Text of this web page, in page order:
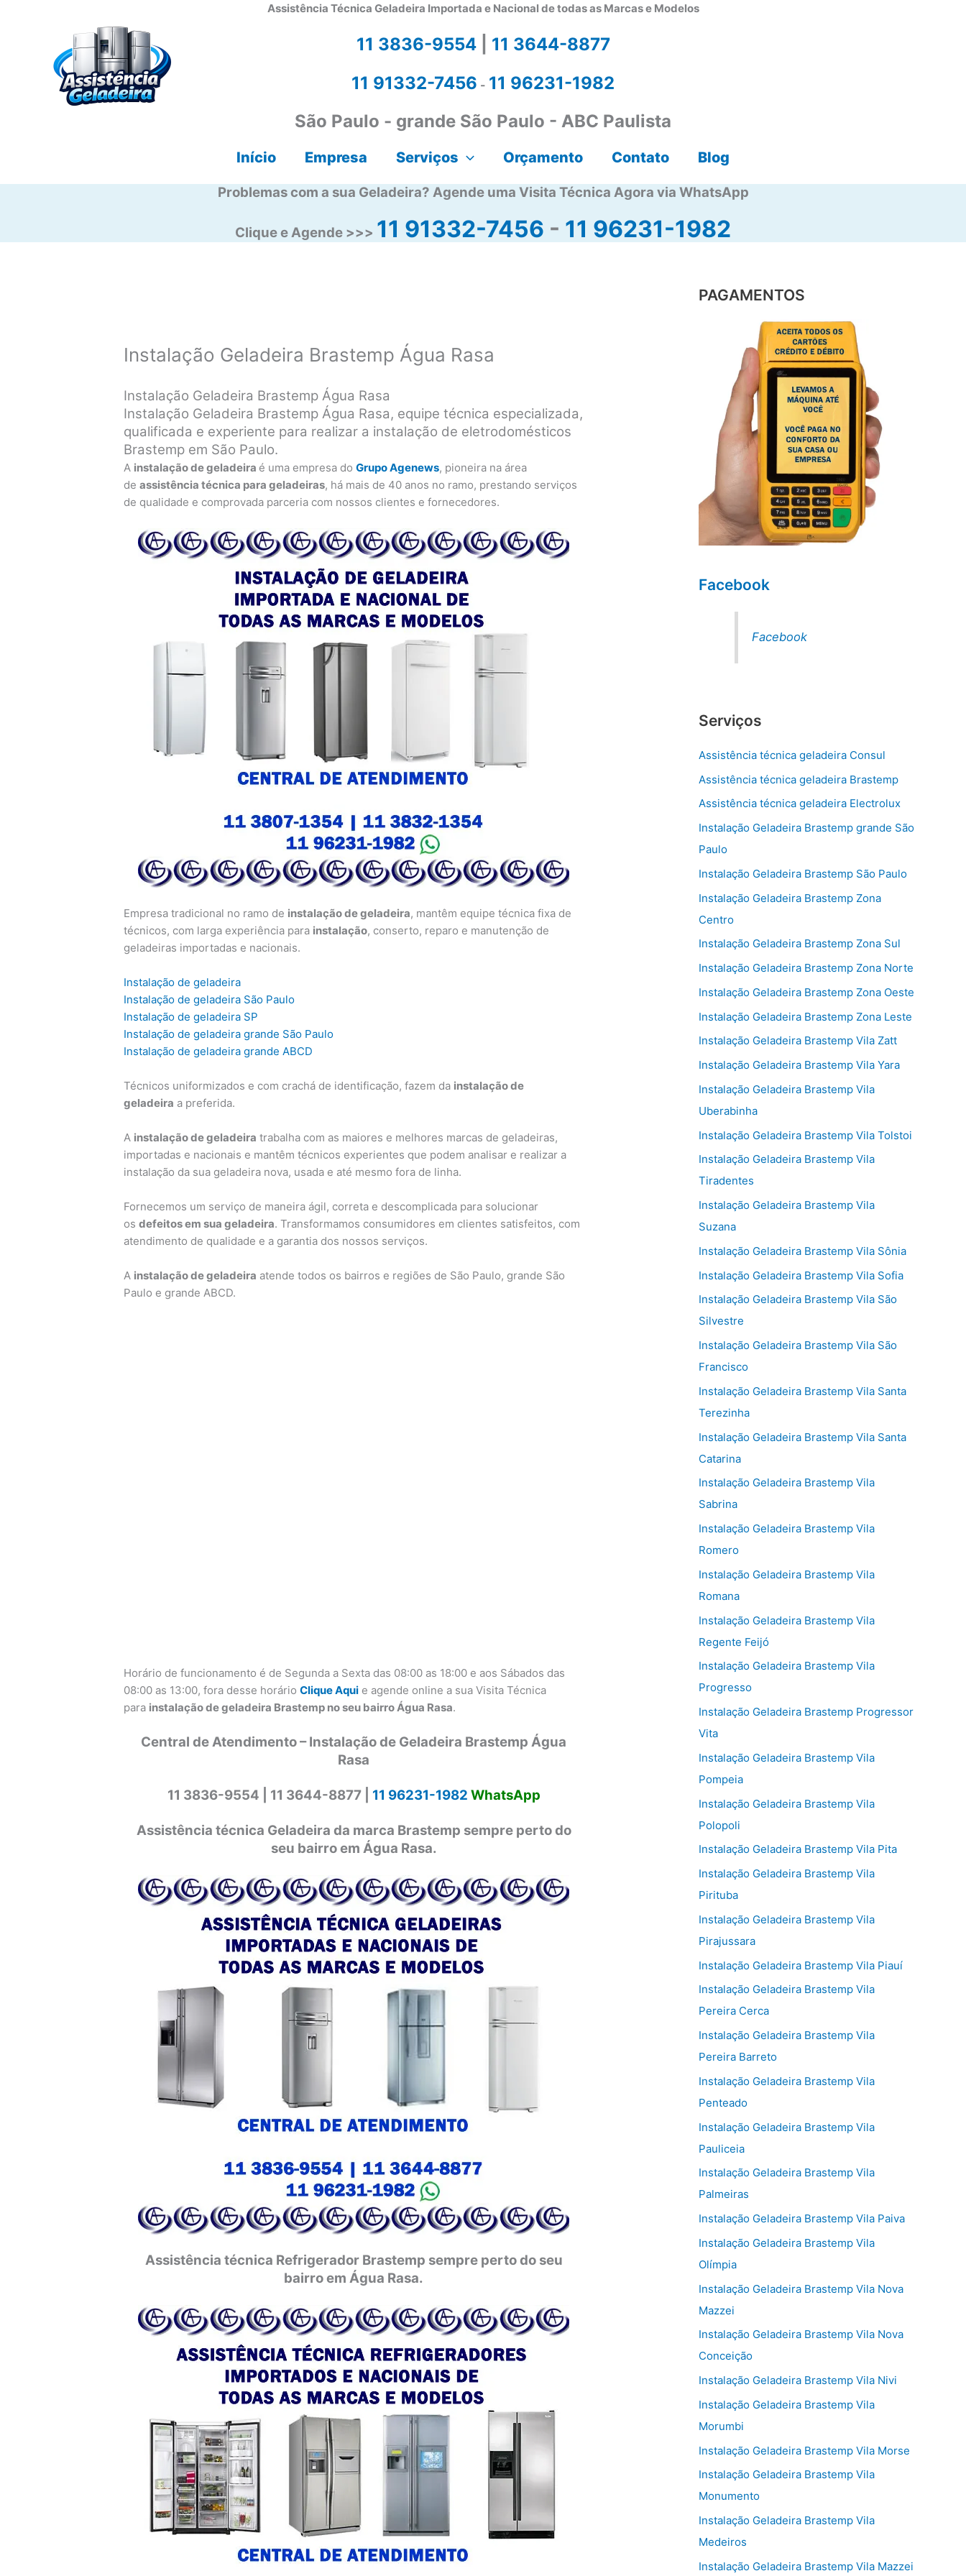
Assistência Técnica Geladeira Importada e Nacional de todas as Marcas e Modelos
11 3836-9554| 11 3644-8877
11 91332-7456 - 11 96231-1982
São Paulo - grande São Paulo - ABC Paulista
Início Empresa Serviços Orçamento Contato Blog
Problemas com a sua Geladeira? Agende uma Visita Técnica Agora via WhatsApp
Clique e Agende >>> 11 91332-7456 - 11 96231-1982
Instalação Geladeira Brastemp Água Rasa
Instalação Geladeira Brastemp Água Rasa
Instalação Geladeira Brastemp Água Rasa, equipe técnica especializada,
qualificada e experiente para realizar a instalação de eletrodomésticos
Brastemp em São Paulo.
A instalação de geladeira é uma empresa doGrupo Agenews, pioneira na área
deassistência técnica para geladeiras, há mais de 40 anos no ramo, prestando serviços
de qualidade e comprovada parceria com nossos clientes e fornecedores.
Empresa tradicional no ramo de instalação de geladeira, mantêm equipe técnica fixa de
técnicos, com larga experiência para instalação, conserto, reparo e manutenção de
geladeiras importadas e nacionais.
Instalação de geladeira
Instalação de geladeira São Paulo
Instalação de geladeira SP
Instalação de geladeira grande São Paulo
Instalação de geladeira grande ABCD
Técnicos uniformizados e com crachá de identificação, fazem da instalação de
geladeira a preferida.
A instalação de geladeira trabalha com as maiores e melhores marcas de geladeiras,
importadas e nacionais e mantêm técnicos experientes que podem analisar e realizar a
instalação da sua geladeira nova, usada e até mesmo fora de linha.
Fornecemos um serviço de maneira ágil, correta e descomplicada para solucionar
osdefeitos em sua geladeira. Transformamos consumidores em clientes satisfeitos, com
atendimento de qualidade e a garantia dos nossos serviços.
A instalação de geladeira atende todos os bairros e regiões de São Paulo, grande São
Paulo e grande ABCD.
Horário de funcionamento é de Segunda a Sexta das 08:00 as 18:00 e aos Sábados das
08:00 as 13:00, fora desse horárioClique Aqui e agende online a sua Visita Técnica
para instalação de geladeira Brastemp no seu bairro Água Rasa.
Central de Atendimento – Instalação de Geladeira Brastemp Água
Rasa
11 3836-9554 | 11 3644-8877 | 11 96231-1982 WhatsApp
Assistência técnica Geladeira da marca Brastemp sempre perto do
seu bairro em Água Rasa.
Assistência técnica Refrigerador Brastemp sempre perto do seu
bairro em Água Rasa.
PAGAMENTOS
Facebook
Facebook
Serviços
Assistência técnica geladeira Consul
Assistência técnica geladeira Brastemp
Assistência técnica geladeira Electrolux
Instalação Geladeira Brastemp grande São
Paulo
Instalação Geladeira Brastemp São Paulo
Instalação Geladeira Brastemp Zona
Centro
Instalação Geladeira Brastemp Zona Sul
Instalação Geladeira Brastemp Zona Norte
Instalação Geladeira Brastemp Zona Oeste
Instalação Geladeira Brastemp Zona Leste
Instalação Geladeira Brastemp Vila Zatt
Instalação Geladeira Brastemp Vila Yara
Instalação Geladeira Brastemp Vila
Uberabinha
Instalação Geladeira Brastemp Vila Tolstoi
Instalação Geladeira Brastemp Vila
Tiradentes
Instalação Geladeira Brastemp Vila
Suzana
Instalação Geladeira Brastemp Vila Sônia
Instalação Geladeira Brastemp Vila Sofia
Instalação Geladeira Brastemp Vila São
Silvestre
Instalação Geladeira Brastemp Vila São
Francisco
Instalação Geladeira Brastemp Vila Santa
Terezinha
Instalação Geladeira Brastemp Vila Santa
Catarina
Instalação Geladeira Brastemp Vila
Sabrina
Instalação Geladeira Brastemp Vila
Romero
Instalação Geladeira Brastemp Vila
Romana
Instalação Geladeira Brastemp Vila
Regente Feijó
Instalação Geladeira Brastemp Vila
Progresso
Instalação Geladeira Brastemp Progressor
Vita
Instalação Geladeira Brastemp Vila
Pompeia
Instalação Geladeira Brastemp Vila
Polopoli
Instalação Geladeira Brastemp Vila Pita
Instalação Geladeira Brastemp Vila
Pirituba
Instalação Geladeira Brastemp Vila
Pirajussara
Instalação Geladeira Brastemp Vila Piauí
Instalação Geladeira Brastemp Vila
Pereira Cerca
Instalação Geladeira Brastemp Vila
Pereira Barreto
Instalação Geladeira Brastemp Vila
Penteado
Instalação Geladeira Brastemp Vila
Pauliceia
Instalação Geladeira Brastemp Vila
Palmeiras
Instalação Geladeira Brastemp Vila Paiva
Instalação Geladeira Brastemp Vila
Olímpia
Instalação Geladeira Brastemp Vila Nova
Mazzei
Instalação Geladeira Brastemp Vila Nova
Conceição
Instalação Geladeira Brastemp Vila Nivi
Instalação Geladeira Brastemp Vila
Morumbi
Instalação Geladeira Brastemp Vila Morse
Instalação Geladeira Brastemp Vila
Monumento
Instalação Geladeira Brastemp Vila
Medeiros
Instalação Geladeira Brastemp Vila Mazzei